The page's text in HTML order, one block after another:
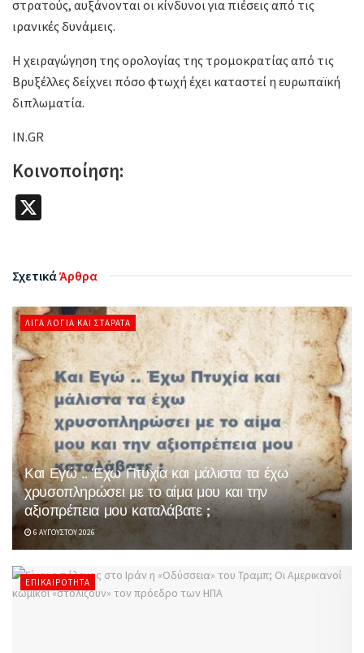
στρατούς, αυξάνονται οι κίνδυνοι για πιέσεις από τις
ιρανικές δυνάμεις.
Η χειραγώγηση της ορολογίας της τρομοκρατίας από τις
Βρυξέλλες δείχνει πόσο φτωχή έχει καταστεί η ευρωπαϊκή
διπλωματία.
IN.GR
Κοινοποίηση:
ΣχετικάΆρθρα
ΛΊΓΑ ΛΌΓΙΑ ΚΑΙ ΣΤΑΡΆΤΑ
Και Εγώ .. Έχω Πτυχία και μάλιστα τα έχω
χρυσοπληρώσει με το αίμα μου και την
αξιοπρέπεια μου καταλάβατε ;
6 ΑΥΓΟΎΣΤΟΥ 2026
ΕΠΙΚΑΙΡΌΤΗΤΑ